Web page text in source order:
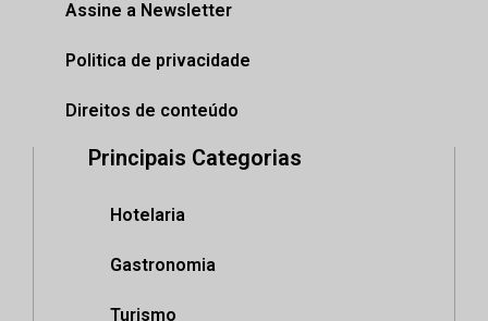
Assine a Newsletter
Politica de privacidade
Direitos de conteúdo
Principais Categorias
Hotelaria
Gastronomia
Turismo